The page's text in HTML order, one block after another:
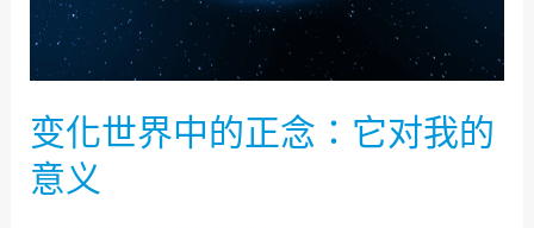
变化世界中的正念：它对我的
意义